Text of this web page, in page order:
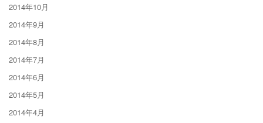
2014年10月
2014年9月
2014年8月
2014年7月
2014年6月
2014年5月
2014年4月